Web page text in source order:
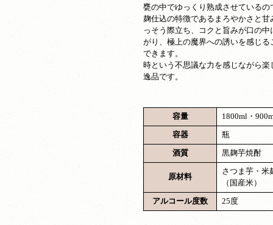
甕の中でゆっくり熟成させているの
麹仕込の特徴であるまろやかさと甘
っそう際立ち、コクと旨みが口の中
がり、極上の魔界への誘いを感じる
できます。
時という不思議な力を感じながら楽
逸品です。
容量 1800ml・
容器 瓶
酒質 黒麹芋焼酎
原材料
さつま芋・米
（国産米）
アルコール度数 25度